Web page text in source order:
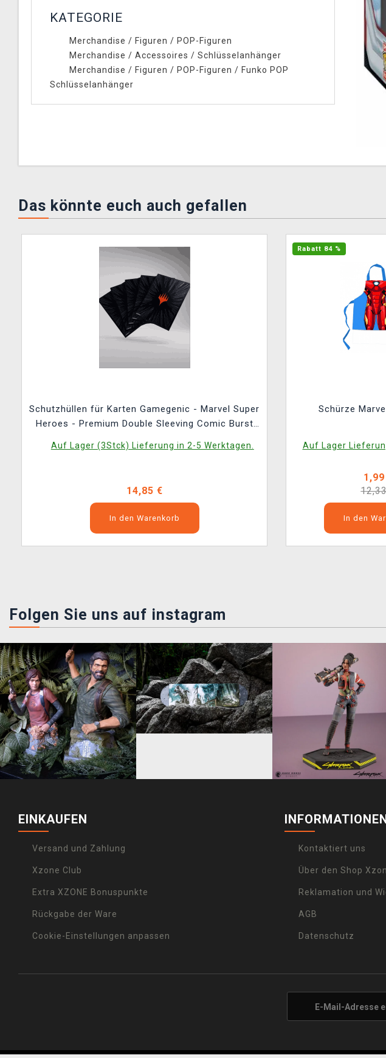
KATEGORIE
Merchandise / Figuren / POP-Figuren
Merchandise / Accessoires / Schlüsselanhänger
Merchandise / Figuren / POP-Figuren / Funko POP
Schlüsselanhänger
Das könnte euch auch gefallen
Schutzhüllen für Karten Gamegenic - Marvel Super
Heroes - Premium Double Sleeving Comic Burst
Auf Lager (3Stck) Lieferung in 2-5 Werktagen.
14,85 €
In den Warenkorb
Rabatt 84 %
Schürze
Auf Lager
In den
Folgen Sie uns auf instagram
EINKAUFEN
Versand und Zahlung
Xzone Club
Extra XZONE Bonuspunkte
Rückgabe der Ware
Cookie-Einstellungen anpassen
Kontaktiert uns
Über den Shop
Reklamation und
AGB
Datenschutz